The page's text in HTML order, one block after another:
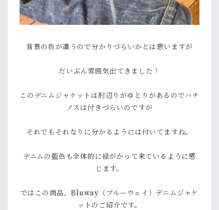
背景の色が違うので分かりづらいかとは思いますが
だいぶん雰囲気出てきました！
このデニムジャケットは肘辺りがゆとりがあるのでハチ
ノスは付きづらいのですが
それでもそれなりに分かるようには付いてますね。
デニムの藍色も全体的に緑がかって来ているように感
じます。
ではこの商品、Bluway（ブルーウェイ）デニムジャケ
ットのご紹介です。